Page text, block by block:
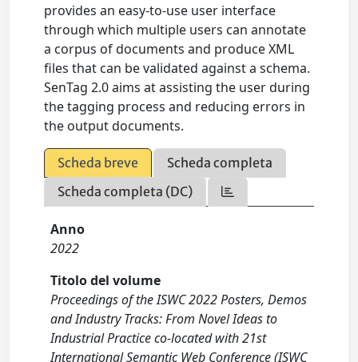
provides an easy-to-use user interface
through which multiple users can annotate
a corpus of documents and produce XML
files that can be validated against a schema.
SenTag 2.0 aims at assisting the user during
the tagging process and reducing errors in
the output documents.
Scheda breve
Scheda completa
Scheda completa (DC)
Anno
2022
Titolo del volume
Proceedings of the ISWC 2022 Posters, Demos
and Industry Tracks: From Novel Ideas to
Industrial Practice co-located with 21st
International Semantic Web Conference (ISWC